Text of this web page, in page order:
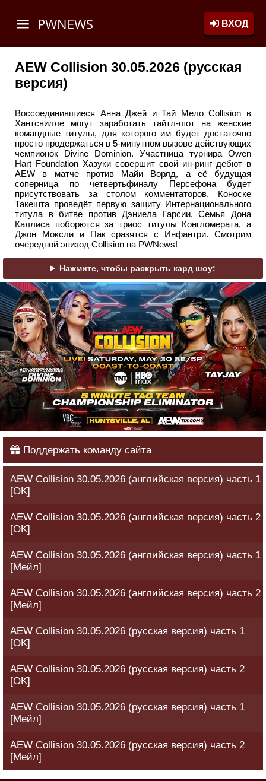
PWNEWS ВХОД
AEW Collision 30.05.2026 (русская
версия)
Воссоединившиеся Анна Джей и Тай Мело Collision в
Хантсвилле могут заработать тайтл-шот на женские
командные титулы, для которого им будет достаточно
просто продержаться в 5-минутном вызове действующих
чемпионок Divine Dominion. Участница турнира Owen
Hart Foundation Хазуки совершит свой ин-ринг дебют в
AEW в матче против Майи Ворлд, а её будущая
соперница по четвертьфиналу Персефона будет
присутствовать за столом комментаторов. Коноске
Такешта проведёт первую защиту Интернационального
титула в битве против Дэниела Гарсии, Семья Дона
Каллиса поборются за триос титулы Конгломерата, а
Джон Моксли и Пак сразятся с Инфантри. Смотрим
очередной эпизод Collision на PWNews!
Нажмите, чтобы раскрыть кард шоу:
Поддержать команду сайта
AEW Collision 30.05.2026 (английская версия) часть 1
[OK]
AEW Collision 30.05.2026 (английская версия) часть 2
[OK]
AEW Collision 30.05.2026 (английская версия) часть 1
[Мейл]
AEW Collision 30.05.2026 (английская версия) часть 2
[Мейл]
AEW Collision 30.05.2026 (русская версия) часть 1
[OK]
AEW Collision 30.05.2026 (русская версия) часть 2
[OK]
AEW Collision 30.05.2026 (русская версия) часть 1
[Мейл]
AEW Collision 30.05.2026 (русская версия) часть 2
[Мейл]